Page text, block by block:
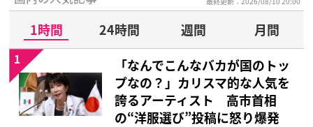
1時間 24時間 週間
月間
「なんでこんなバカが国のトッ
プなの？」カリスマ的な人気を
誇るアーティスト 高市首相
の“洋服選び”投稿に怒り爆発
1